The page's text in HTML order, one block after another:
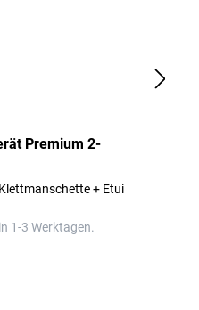
Premium 2-
+ Etui
1-3 Werktagen.